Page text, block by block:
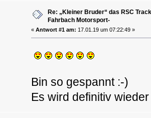
Re: „Kleiner Bruder“ das RSC
Fahrbach Motorsport-
«Antwort #1 am: 17.01.19 um 07:22:49 »
Bin so gespannt :-)
Es wird definitiv